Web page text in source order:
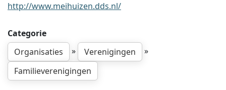
http://www.meihuizen.dds.nl/
Categorie
Organisaties
» Verenigingen
»
Familieverenigingen